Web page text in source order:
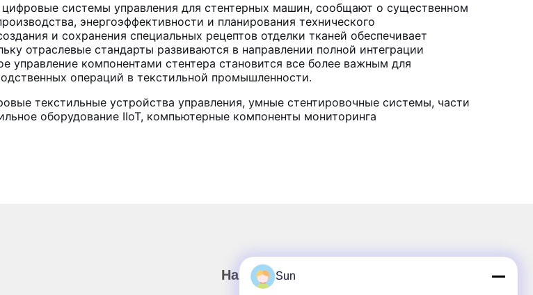
системы управления для стентерных машин, сообщают о существенном
энергоэффективности и планирования технического
и сохранения специальных рецептов отделки тканей обеспечивает
отраслевые стандарты развиваются в направлении полной интеграции
управление компонентами стентера становится все более важным для
операций в текстильной промышленности.
текстильные устройства управления, умные стентировочные системы, части
оборудование IIoT, компьютерные компоненты мониторинга
Наш бюллетень
Sun